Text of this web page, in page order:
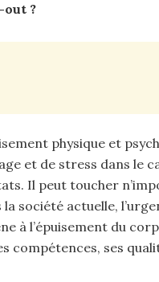
out ?
physique et
et de stress dans le
Il peut toucher
société actuelle,
à l’épuisement du
compétences, ses